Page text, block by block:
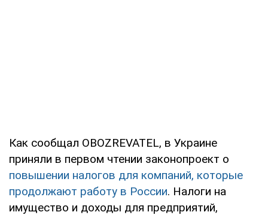
Как сообщал OBOZREVATEL, в Украине
приняли в первом чтении законопроект о
повышении налогов для компаний, которые
продолжают работу в России. Налоги на
имущество и доходы для предприятий,